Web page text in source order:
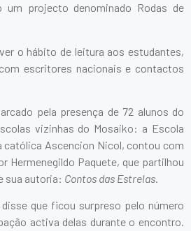
um projecto denominado Rodas de
o hábito de leitura aos estudantes,
escritores nacionais e contactos
pela presença de 72 alunos do
vizinhas do Mosaiko: a Escola
católica Ascencion Nicol, contou com
Hermenegildo Paquete, que partilhou
sua autoria: Contos das Estrelas.
disse que ficou surpreso pelo número
activa delas durante o encontro.